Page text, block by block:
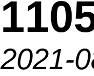
2021-